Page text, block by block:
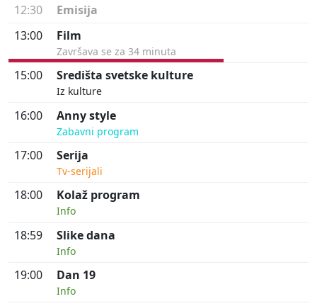
12:30
Emisija
13:00
Film
Završava se za 34 minuta
15:00 Središta svetske kulture
Iz kulture
16:00 Anny style
Zabavni program
17:00 Serija
Tv-serijali
18:00 Kolaž program
Info
18:59 Slike dana
Info
19:00 Dan 19
Info